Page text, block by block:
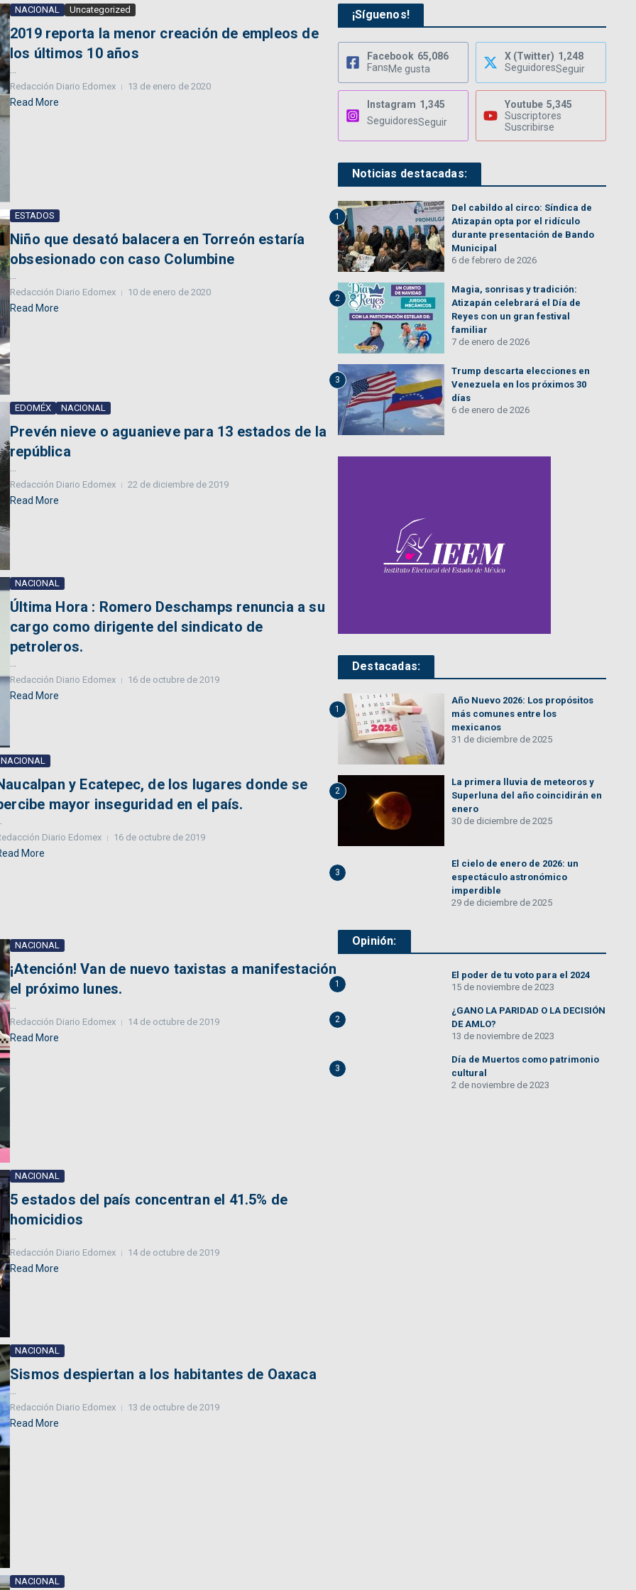
NACIONAL Uncategorized
2019 reporta la menor creación de empleos de
los últimos 10 años
...
Redacción Diario Edomex 13 de enero de 2020
Read More
ESTADOS
Niño que desató balacera en Torreón estaría
obsesionado con caso Columbine
Redacción Diario Edomex 10 de enero de 2020
Read More
EDOMÉX NACIONAL
Prevén nieve o aguanieve para 13 estados de la
república
...
Redacción Diario Edomex 22 de diciembre de 2019
Read More
NACIONAL
Última Hora : Romero Deschamps renuncia a su
cargo como dirigente del sindicato de
petroleros.
...
Redacción Diario Edomex 16 de octubre de 2019
Read More
NACIONAL
y Ecatepec, de los lugares donde se
mayor inseguridad en el país.
Diario Edomex 16 de octubre de 2019
More
NACIONAL
¡Atención! Van de nuevo taxistas a manifestación
el próximo lunes.
Redacción Diario Edomex 14 de octubre de 2019
Read More
NACIONAL
5 estados del país concentran el 41.5% de
homicidios
Redacción Diario Edomex 14 de octubre de 2019
Read More
NACIONAL
Sismos despiertan a los habitantes de Oaxaca
...
Redacción Diario Edomex 13 de octubre de 2019
Read More
NACIONAL
¡Síguenos!
Facebook 65,086
FansMe gusta
X (Twitter) 1,248
SeguidoresSeguir
Instagram 1,345
SeguidoresSeguir
Youtube 5,345
Suscriptores
Suscribirse
Noticias destacadas:
1
Del cabildo al circo: Síndica de
Atizapán opta por el ridículo
durante presentación de Bando
Municipal
6 de febrero de 2026
2
Magia, sonrisas y tradición:
Atizapán celebrará el Día de
Reyes con un gran festival
familiar
7 de enero de 2026
3
Trump descarta elecciones en
Venezuela en los próximos 30
días
6 de enero de 2026
Destacadas:
1
Año Nuevo 2026: Los propósitos
más comunes entre los
mexicanos
31 de diciembre de 2025
2
La primera lluvia de meteoros y
Superluna del año coincidirán en
enero
30 de diciembre de 2025
3
El cielo de enero de 2026: un
espectáculo astronómico
imperdible
29 de diciembre de 2025
Opinión:
1
El poder de tu voto para el 2024
15 de noviembre de 2023
2
¿GANO LA PARIDAD O LA DECISIÓN
DE AMLO?
13 de noviembre de 2023
3
Día de Muertos como patrimonio
cultural
2 de noviembre de 2023